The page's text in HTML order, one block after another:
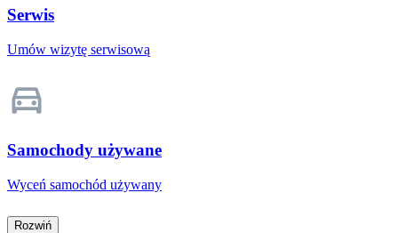
Serwis
Umów wizytę serwisową
Samochody używane
Wyceń samochód używany
Rozwiń